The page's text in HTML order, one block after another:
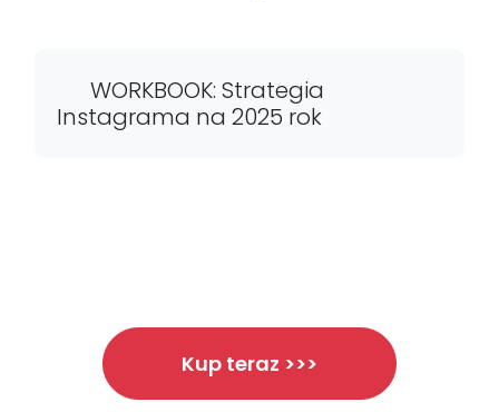
WORKBOOK: Strategia
Instagrama na 2025 rok
Kup teraz >>>